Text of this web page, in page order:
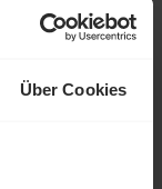
Über Cookies
sein, über